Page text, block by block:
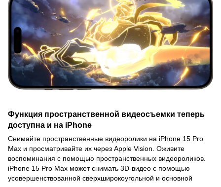
Функция пространственной видеосъемки теперь
доступна и на iPhone
Снимайте пространственные видеоролики на iPhone 15 Pro
Max и просматривайте их через Apple Vision. Оживите
воспоминания с помощью пространственных видеороликов.
iPhone 15 Pro Max может снимать 3D-видео с помощью
усовершенствованной сверхширокоугольной и основной